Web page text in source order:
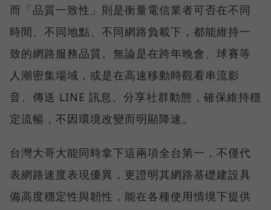
而「品質一致性」則是衡量電信業者可否在不同
時間、不同地點、不同網路負載下，都能維持一
致的網路服務品質。無論是在跨年晚會、球賽等
人潮密集場域，或是在高速移動時觀看串流影
音、傳送 LINE 訊息、分享社群動態，確保維持穩
定流暢，不因環境改變而明顯降速。
台灣大哥大能同時拿下這兩項全台第一，不僅代
表網路速度表現優異，更證明其網路基礎建設具
備高度穩定性與韌性，能在各種使用情境下提供